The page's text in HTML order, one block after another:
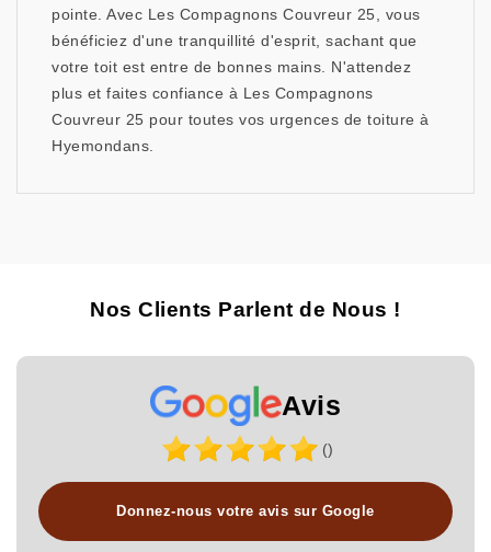
pointe. Avec Les Compagnons Couvreur 25, vous
bénéficiez d'une tranquillité d'esprit, sachant que
votre toit est entre de bonnes mains. N'attendez
plus et faites confiance à Les Compagnons
Couvreur 25 pour toutes vos urgences de toiture à
Hyemondans.
Nos Clients Parlent de Nous !
Avis
()
Donnez-nous votre avis sur Google